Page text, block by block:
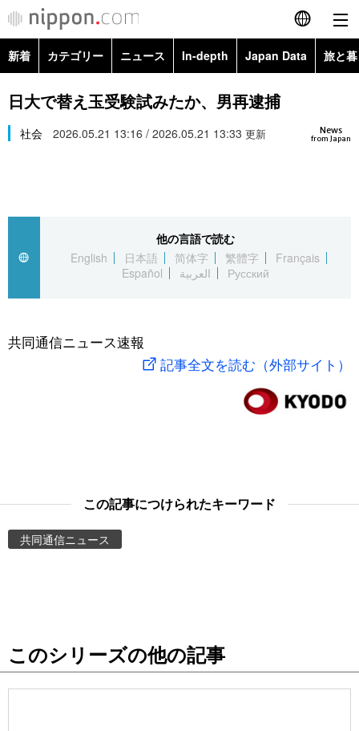
English
简体字
繁體字
العربية
社会
旅と暮らし
東京
新着 カテゴリー ニュース In-depth Japan Data 旅と
政治・外交
経済・ビジネス
社会
文化
科学・技術
暮らし
Images
お知らせ
日大で替え玉受験試みたか、男再逮捕
News
from Japan
社会 2026.05.21 13:16 / 2026.05.21 13:33 更新
他の言語で読む
English
日本語 简体字 繁體字
Français
Español
العربية Русский
共同通信ニュース速報
記事全文を読む（外部サイト）
この記事につけられたキーワード
共同通信ニュース
このシリーズの他の記事